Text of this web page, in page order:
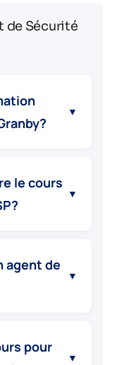
de Sécurité
▼
le cours
▼
agent de
▼
pour
▼